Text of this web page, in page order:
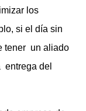
los
si el día sin
tener un aliado
del